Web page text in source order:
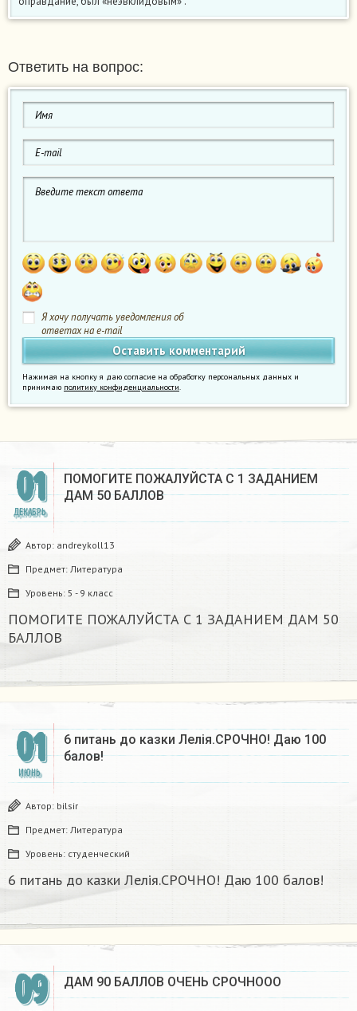
Ответить на вопрос:
Я хочу получать уведомления об
ответах на e-mail
Нажимая на кнопку я даю согласие на обработку персональных данных и
принимаю политику конфиденциальности.
01
ДЕКАБРЬ
ПОМОГИТЕ ПОЖАЛУЙСТА С 1 ЗАДАНИЕМ
ДАМ 50 БАЛЛОВ
Автор: andreykoll13
Предмет: Литература
Уровень: 5 - 9 класс
ПОМОГИТЕ ПОЖАЛУЙСТА С 1 ЗАДАНИЕМ ДАМ 50
БАЛЛОВ
01
ИЮНЬ
6 питань до казки Лелія.СРОЧНО! Даю 100
балов!
Автор: bilsir
Предмет: Литература
Уровень: студенческий
6 питань до казки Лелія.СРОЧНО! Даю 100 балов!
09 ДАМ 90 БАЛЛОВ ОЧЕНЬ СРОЧНООО